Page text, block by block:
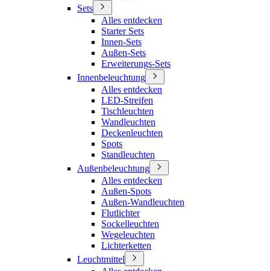
Sets
Alles entdecken
Starter Sets
Innen-Sets
Außen-Sets
Erweiterungs-Sets
Innenbeleuchtung
Alles entdecken
LED-Streifen
Tischleuchten
Wandleuchten
Deckenleuchten
Spots
Standleuchten
Außenbeleuchtung
Alles entdecken
Außen-Spots
Außen-Wandleuchten
Flutlichter
Sockelleuchten
Wegeleuchten
Lichterketten
Leuchtmittel